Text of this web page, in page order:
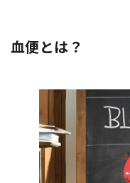
血便とは？